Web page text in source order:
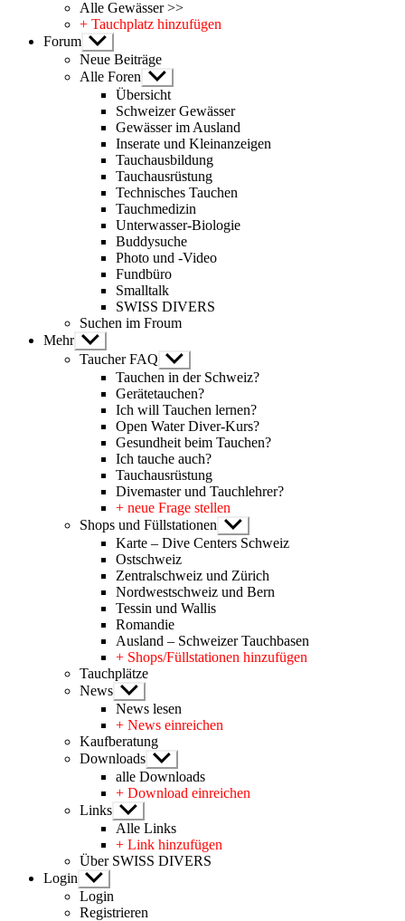
Alle Gewässer >>
+ Tauchplatz hinzufügen
Forum Untermenü
anzeigen
Neue Beiträge
Alle Foren Untermenü
anzeigen
Übersicht
Schweizer Gewässer
Gewässer im Ausland
Inserate und Kleinanzeigen
Tauchausbildung
Tauchausrüstung
Technisches Tauchen
Tauchmedizin
Unterwasser-Biologie
Buddysuche
Photo und -Video
Fundbüro
Smalltalk
SWISS DIVERS
Suchen im Froum
Mehr Untermenü
anzeigen
Taucher FAQ Untermenü
anzeigen
Tauchen in der Schweiz?
Gerätetauchen?
Ich will Tauchen lernen?
Open Water Diver-Kurs?
Gesundheit beim Tauchen?
Ich tauche auch?
Tauchausrüstung
Divemaster und Tauchlehrer?
+ neue Frage stellen
Shops und Füllstationen Untermenü
anzeigen
Karte – Dive Centers Schweiz
Ostschweiz
Zentralschweiz und Zürich
Nordwestschweiz und Bern
Tessin und Wallis
Romandie
Ausland – Schweizer Tauchbasen
+ Shops/Füllstationen hinzufügen
Tauchplätze
News Untermenü
anzeigen
News lesen
+ News einreichen
Kaufberatung
Downloads Untermenü
anzeigen
alle Downloads
+ Download einreichen
Links Untermenü
anzeigen
Alle Links
+ Link hinzufügen
Über SWISS DIVERS
Login Untermenü
anzeigen
Login
Registrieren